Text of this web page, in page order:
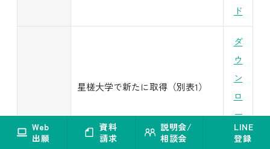
Web
出願
資料
請求
説明会/
相談会
LINE
登録
ド
星槎大学で新たに取得（別表1）
ダ
ウ
ン
ロ
ー
ド